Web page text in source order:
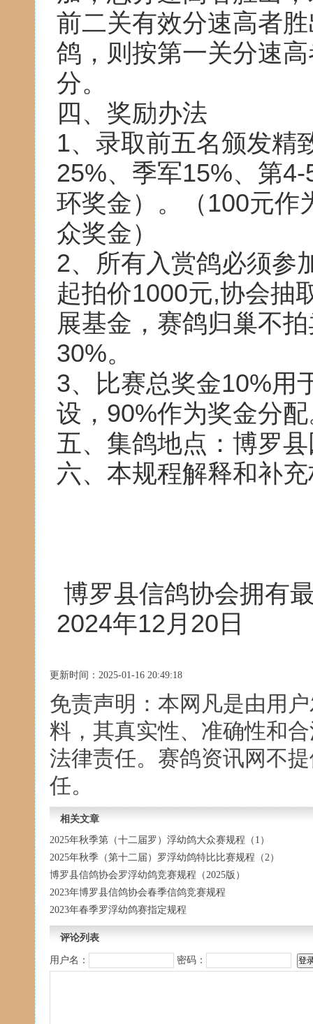
前二关有效分速高者
鸽，则按第一关分速
分。
四、奖励办法
1、录取前五名颁发精
25%、季军15%、第
环奖金）。（100元作
众奖金）
2、所有入赏鸽必须参
起拍价1000元,协会抽
展基金，赛鸽归巢不
30%。
3、比赛总奖金10%用
设，90%作为奖金分
五、集鸽地点：博罗
六、本规程解释和补
博罗县信鸽协会拥有
2024年12月20日
更新时间：2025-01-16 20:49:18
免责声明：本网凡是由用
料，其真实性、准确性和
法律责任。赛鸽资讯网不
任。
相关文章
2025年秋季第（十二届罗）浮幼鸽大众赛规程（1）
2025年秋季（第十二届）罗浮幼鸽特比比赛规程（2）
博罗县信鸽协会罗浮幼鸽竞赛规程（2025版）
2023年博罗县信鸽协会春季信鸽竞赛规程
2023年春季罗浮幼鸽赛指定规程
评论列表
用户名： 密码：